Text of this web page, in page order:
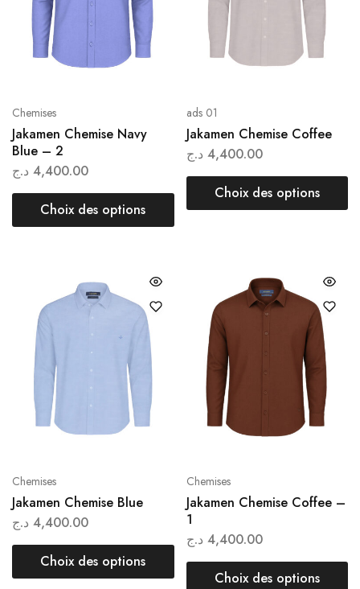
Chemises
Jakamen Chemise Navy
Blue – 2
4,400.00 د.ج
Choix des options
ads 01
Jakamen Chemise Coffee
4,400.00 د.ج
Choix des options
Chemises
Jakamen Chemise Blue
4,400.00 د.ج
Choix des options
Chemises
Jakamen Chemise Coffee –
1
4,400.00 د.ج
Choix des options